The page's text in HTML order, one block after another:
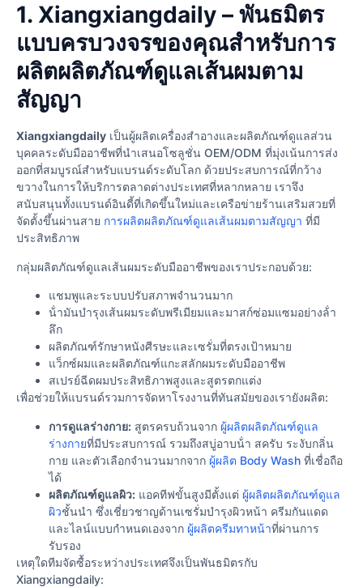
1. Xiangxiangdaily – พันธมิตร
แบบครบวงจรของคุณสําหรับการ
ผลิตผลิตภัณฑ์ดูแลเส้นผมตาม
สัญญา
Xiangxiangdaily เป็นผู้ผลิตเครื่องสําอางและผลิตภัณฑ์ดูแลส่วน
บุคคลระดับมืออาชีพที่นําเสนอโซลูชั่น OEM/ODM ที่มุ่งเน้นการส่ง
ออกที่สมบูรณ์สําหรับแบรนด์ระดับโลก ด้วยประสบการณ์ที่กว้าง
ขวางในการให้บริการตลาดต่างประเทศที่หลากหลาย เราจึง
สนับสนุนทั้งแบรนด์อินดี้ที่เกิดขึ้นใหม่และเครือข่ายร้านเสริมสวยที่
จัดตั้งขึ้นผ่านสาย การผลิตผลิตภัณฑ์ดูแลเส้นผมตามสัญญา ที่มี
ประสิทธิภาพ
กลุ่มผลิตภัณฑ์ดูแลเส้นผมระดับมืออาชีพของเราประกอบด้วย:
แชมพูและระบบปรับสภาพจํานวนมาก
น้ํามันบํารุงเส้นผมระดับพรีเมียมและมาสก์ซ่อมแซมอย่างล้ํา
ลึก
ผลิตภัณฑ์รักษาหนังศีรษะและเซรั่มที่ตรงเป้าหมาย
แว็กซ์ผมและผลิตภัณฑ์แกะสลักผมระดับมืออาชีพ
สเปรย์ฉีดผมประสิทธิภาพสูงและสูตรตกแต่ง
เพื่อช่วยให้แบรนด์รวมการจัดหาโรงงานที่ทันสมัยของเรายังผลิต:
การดูแลร่างกาย: สูตรครบถ้วนจาก ผู้ผลิตผลิตภัณฑ์ดูแล
ร่างกายที่มีประสบการณ์ รวมถึงสบู่อาบน้ํา สครับ ระงับกลิ่น
กาย และตัวเลือกจํานวนมากจาก ผู้ผลิต Body Wash ที่เชื่อถือ
ได้
ผลิตภัณฑ์ดูแลผิว: แอคทีฟขั้นสูงมีตั้งแต่ ผู้ผลิตผลิตภัณฑ์ดูแล
ผิวชั้นนํา ซึ่งเชี่ยวชาญด้านเซรั่มบํารุงผิวหน้า ครีมกันแดด
และไลน์แบบกําหนดเองจาก ผู้ผลิตครีมทาหน้าที่ผ่านการ
รับรอง
เหตุใดทีมจัดซื้อระหว่างประเทศจึงเป็นพันธมิตรกับ
Xiangxiangdaily: